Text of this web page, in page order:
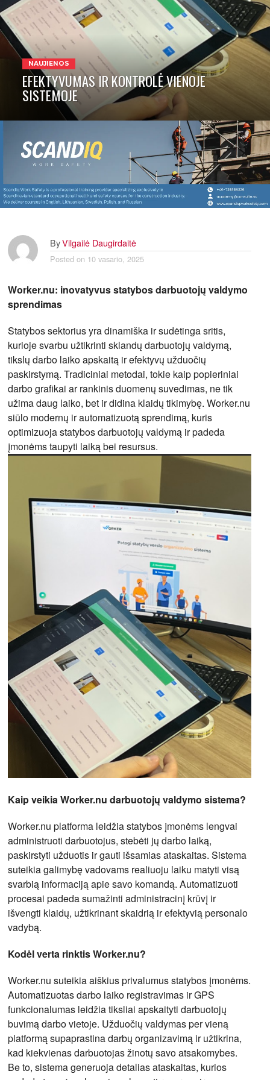
NAUJIENOS
EFEKTYVUMAS IR KONTROLĖ VIENOJE
SISTEMOJE
ByVilgailė Daugirdaitė
Posted on 10 vasario, 2025
Worker.nu: inovatyvus statybos darbuotojų valdymo
sprendimas
Statybos sektorius yra dinamiška ir sudėtinga sritis,
kurioje svarbu užtikrinti sklandų darbuotojų valdymą,
tikslų darbo laiko apskaitą ir efektyvų užduočių
paskirstymą. Tradiciniai metodai, tokie kaip popieriniai
darbo grafikai ar rankinis duomenų suvedimas, ne tik
užima daug laiko, bet ir didina klaidų tikimybę. Worker.nu
siūlo modernų ir automatizuotą sprendimą, kuris
optimizuoja statybos darbuotojų valdymą ir padeda
įmonėms taupyti laiką bei resursus.
Kaip veikia Worker.nu darbuotojų valdymo sistema?
Worker.nu platforma leidžia statybos įmonėms lengvai
administruoti darbuotojus, stebėti jų darbo laiką,
paskirstyti užduotis ir gauti išsamias ataskaitas. Sistema
suteikia galimybę vadovams realiuoju laiku matyti visą
svarbią informaciją apie savo komandą. Automatizuoti
procesai padeda sumažinti administracinį krūvį ir
išvengti klaidų, užtikrinant skaidrią ir efektyvią personalo
vadybą.
Kodėl verta rinktis Worker.nu?
Worker.nu suteikia aiškius privalumus statybos įmonėms.
Automatizuotas darbo laiko registravimas ir GPS
funkcionalumas leidžia tiksliai apskaityti darbuotojų
buvimą darbo vietoje. Užduočių valdymas per vieną
platformą supaprastina darbų organizavimą ir užtikrina,
kad kiekvienas darbuotojas žinotų savo atsakomybes.
Be to, sistema generuoja detalias ataskaitas, kurios